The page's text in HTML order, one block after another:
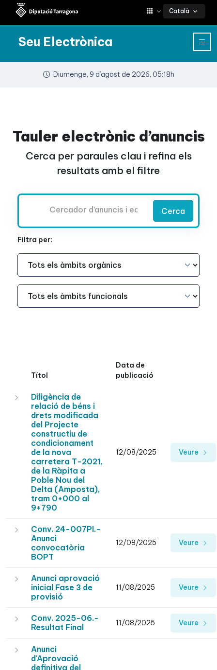
Català
Seu Electrònica
Diumenge, 9 d’agost de 2026, 05:18h
Tauler electrònic d’anuncis
Cerca per paraules clau i refina els
resultats amb el filtre
Cerca
Filtra per:
Àmbit Funcional
Àmbit Funcional
Títol
Data de
publicació
Diligència de
relació de béns i
drets modificada
del Projecte
constructiu de
condicionament
de la nova
carretera T-2021,
de la Ràpita a
Poble Nou del
Delta (Amposta),
tram 0+000 al
9+790
12/08/2025 Veure
Conv. 24-007PI.-
Anunci
convocatòria
BOPT
12/08/2025 Veure
Anunci aprovació
inicial Fase 3 de
provisió
11/08/2025 Veure
Conv. 2025-06.-
Resultat Final
11/08/2025 Veure
Anunci
d'Aprovació
definitiva del